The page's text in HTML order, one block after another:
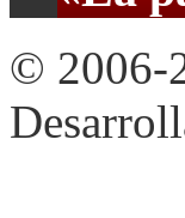
© 2006-